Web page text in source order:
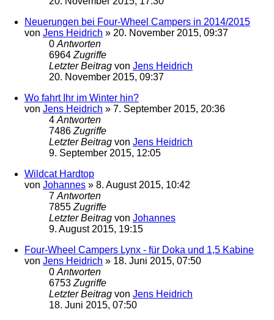
Neuerungen bei Four-Wheel Campers in 2014/2015
von Jens Heidrich » 20. November 2015, 09:37
0 Antworten
6964 Zugriffe
Letzter Beitrag von Jens Heidrich
20. November 2015, 09:37
Wo fahrt Ihr im Winter hin?
von Jens Heidrich » 7. September 2015, 20:36
4 Antworten
7486 Zugriffe
Letzter Beitrag von Jens Heidrich
9. September 2015, 12:05
Wildcat Hardtop
von Johannes » 8. August 2015, 10:42
7 Antworten
7855 Zugriffe
Letzter Beitrag von Johannes
9. August 2015, 19:15
Four-Wheel Campers Lynx - für Doka und 1,5 Kabine
von Jens Heidrich » 18. Juni 2015, 07:50
0 Antworten
6753 Zugriffe
Letzter Beitrag von Jens Heidrich
18. Juni 2015, 07:50